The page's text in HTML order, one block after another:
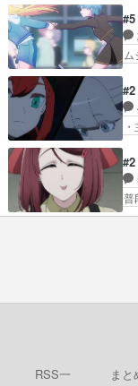
部
特
の
ウ
ス
浩
に
れ
奮
ん
に
ェ
見
主
浮
隕
で
普
い
RSS一
まと